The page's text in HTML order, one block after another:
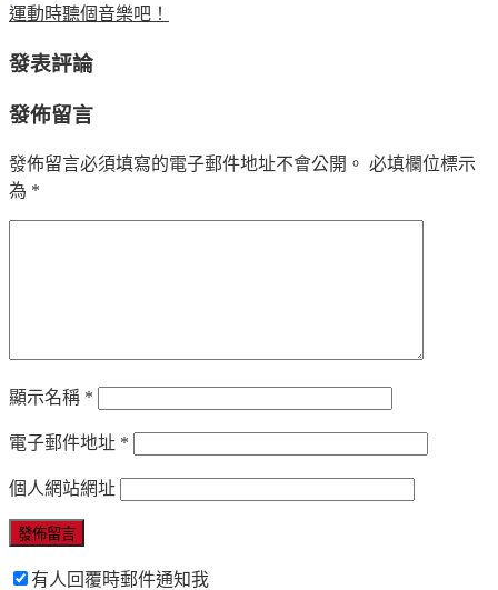
運動時聽個音樂吧！
發表評論
發佈留言
發佈留言必須填寫的電子郵件地址不會公開。 必填欄位標示
為 *
顯示名稱 *
電子郵件地址 *
個人網站網址
有人回覆時郵件通知我